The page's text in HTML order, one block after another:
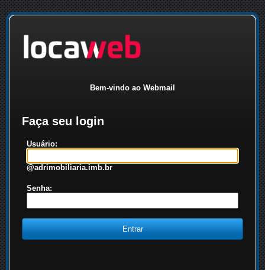
Bem-vindo ao Webmail
Faça seu login
Usuário:
@adrimobiliaria.imb.br
Senha: